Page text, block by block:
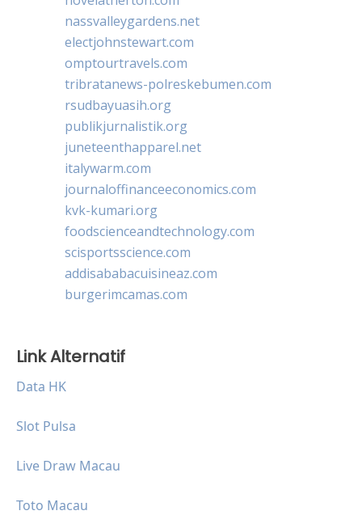
nassvalleygardens.net
electjohnstewart.com
omptourtravels.com
tribratanews-polreskebumen.com
rsudbayuasih.org
publikjurnalistik.org
juneteenthapparel.net
italywarm.com
journaloffinanceeconomics.com
kvk-kumari.org
foodscienceandtechnology.com
scisportsscience.com
addisababacuisineaz.com
burgerimcamas.com
Link Alternatif
Data HK
Slot Pulsa
Live Draw Macau
Toto Macau